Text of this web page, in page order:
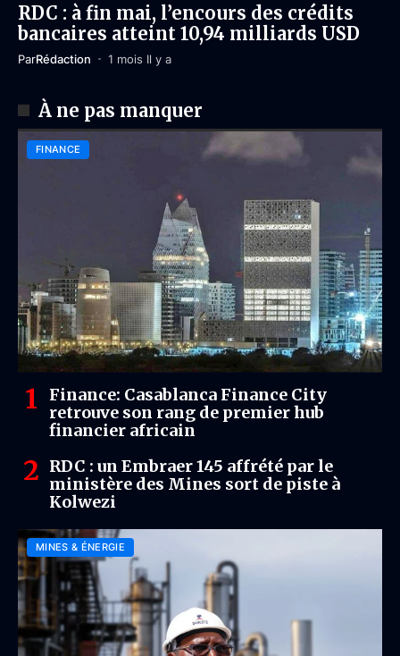
RDC : à fin mai, l’encours des crédits
bancaires atteint 10,94 milliards USD
ParRédaction 1 mois Il y a
À ne pas manquer
FINANCE
Finance: Casablanca Finance City
retrouve son rang de premier hub
financier africain
RDC : un Embraer 145 affrété par le
ministère des Mines sort de piste à
Kolwezi
MINES & ÉNERGIE